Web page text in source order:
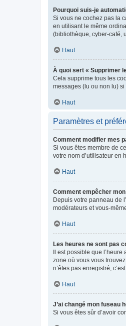
Pourquoi suis-je
Si vous ne cochez pas la
en utilisant le même
(bibliothèque, cyber-café,
Haut
À quoi sert « Supprimer
Cela supprime tous les
messages (lu ou non lu)
Haut
Paramètres et
Comment modifier mes
Si vous êtes membre de
votre nom d’utilisateur en
Haut
Comment empêcher
Depuis votre panneau de
modérateurs et vous-
Haut
Les heures ne sont pas
Il est possible que
zone où vous vous
n’êtes pas enregistré,
Haut
J’ai changé mon fuseau
Si vous êtes sûr d’avoir